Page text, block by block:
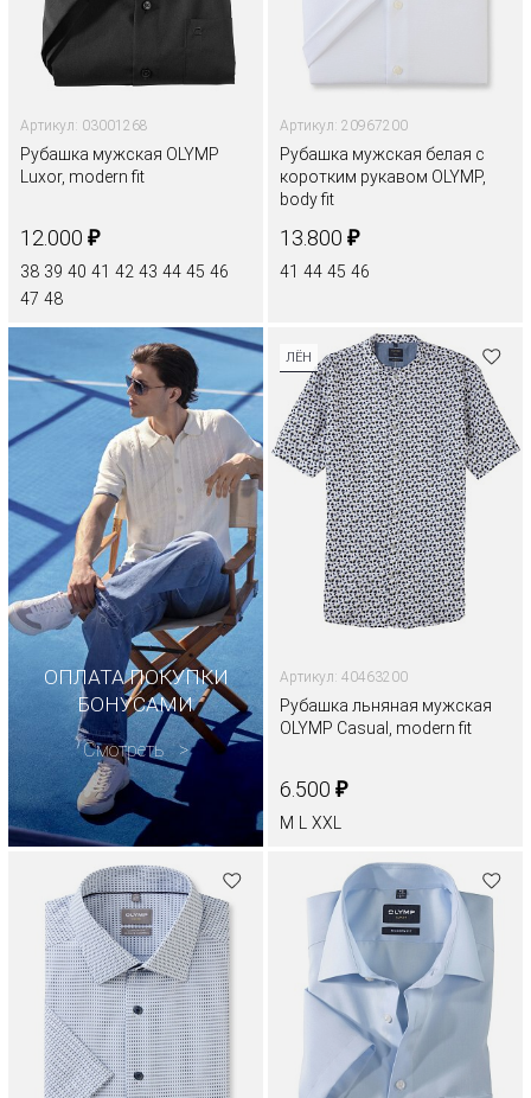
Артикул: 03001268
Рубашка мужская OLYMP
Luxor, modern fit
12.000 ₽
38 39 40 41 42 43 44 45 46
47 48
Артикул: 20967200
Рубашка мужская белая с
коротким рукавом OLYMP,
body fit
13.800 ₽
41 44 45 46
ОПЛАТА ПОКУПКИ
БОНУСАМИ
Смотреть
ЛЁН
Артикул: 40463200
Рубашка льняная мужская
OLYMP Casual, modern fit
6.500 ₽
M XXL